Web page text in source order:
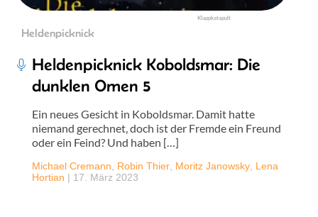
Klappkatapult
Heldenpicknick
Heldenpicknick Koboldsmar: Die
dunklen Omen 5
Ein neues Gesicht in Koboldsmar. Damit hatte
niemand gerechnet, doch ist der Fremde ein Freund
oder ein Feind? Und haben […]
Michael Cremann Robin Thier Moritz Janowsky Lena
Hortian | 17. März 2023